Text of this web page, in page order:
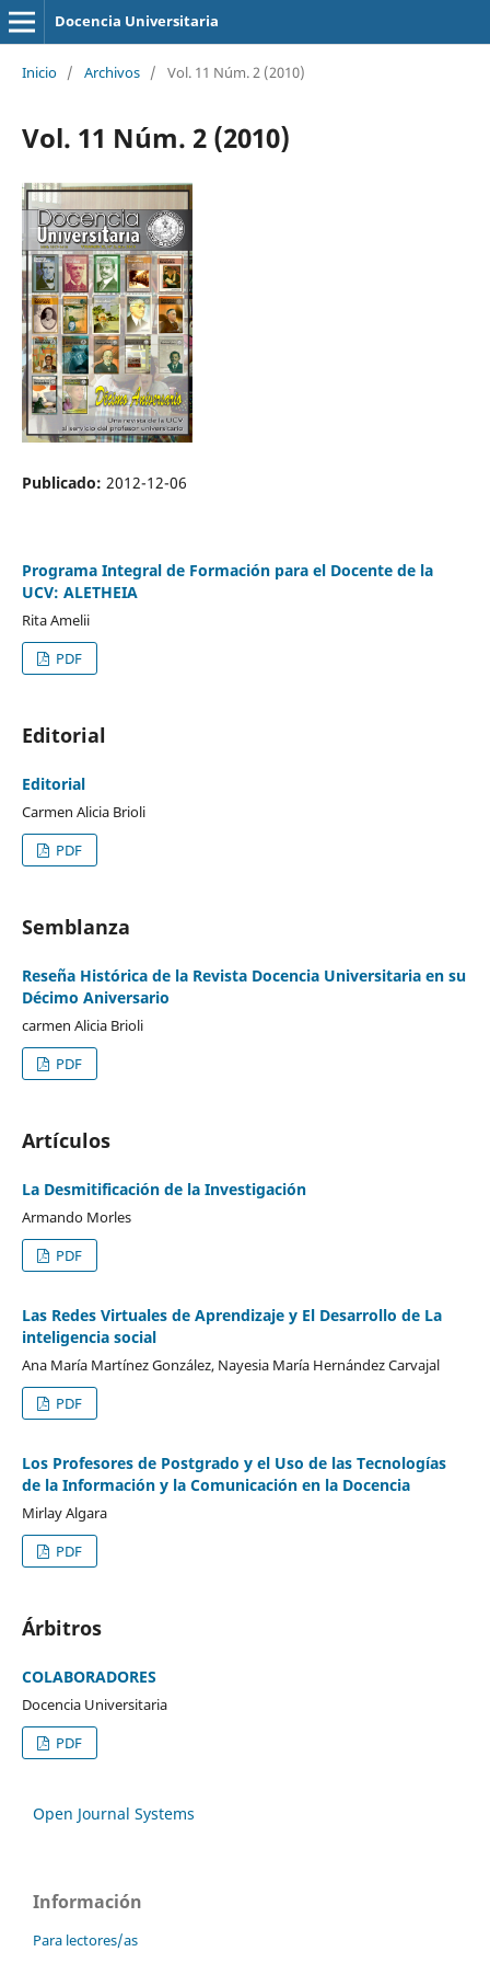
Docencia Universitaria
Inicio / Archivos / Vol. 11 Núm. 2 (2010)
Vol. 11 Núm. 2 (2010)
Publicado: 2012-12-06
Programa Integral de Formación para el Docente de la
UCV: ALETHEIA
Rita Amelii
PDF
Editorial
Editorial
Carmen Alicia Brioli
PDF
Semblanza
Reseña Histórica de la Revista Docencia Universitaria en su
Décimo Aniversario
carmen Alicia Brioli
PDF
Artículos
La Desmitificación de la Investigación
Armando Morles
PDF
Las Redes Virtuales de Aprendizaje y El Desarrollo de La
inteligencia social
Ana María Martínez González, Nayesia María Hernández Carvajal
PDF
Los Profesores de Postgrado y el Uso de las Tecnologías
de la Información y la Comunicación en la Docencia
Mirlay Algara
PDF
Árbitros
COLABORADORES
Docencia Universitaria
PDF
Open Journal Systems
Información
Para lectores/as